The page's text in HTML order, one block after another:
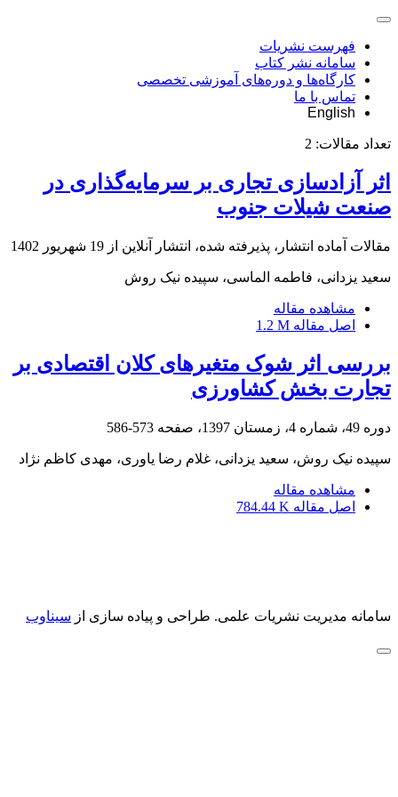
فهرست نشریات
سامانه نشر کتاب
کارگاه‌ها و دوره‌های آموزشی تخصصی
تماس با ما
English
تعداد مقالات: 2
اثر آزادسازی تجاری بر سرمایه‌گذاری در
صنعت شیلات جنوب
مقالات آماده انتشار، پذیرفته شده، انتشار آنلاین از 19 شهریور 1402
سعید یزدانی، فاطمه الماسی، سپیده نیک روش
مشاهده مقاله
اصل مقاله 1.2 M
بررسی اثر شوک متغیرهای کلان اقتصادی بر
تجارت بخش کشاورزی
دوره 49، شماره 4، زمستان 1397، صفحه 573-586
سپیده نیک روش، سعید یزدانی، غلام رضا یاوری، مهدی کاظم نژاد
مشاهده مقاله
اصل مقاله 784.44 K
سامانه مدیریت نشریات علمی. طراحی و پیاده سازی از سیناوب